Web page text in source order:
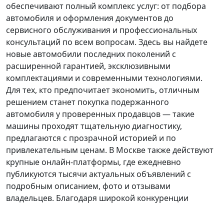
обеспечивают полный комплекс услуг: от подбора
автомобиля и оформления документов до
сервисного обслуживания и профессиональных
консультаций по всем вопросам. Здесь вы найдете
новые автомобили последних поколений с
расширенной гарантией, эксклюзивными
комплектациями и современными технологиями.
Для тех, кто предпочитает экономить, отличным
решением станет покупка подержанного
автомобиля у проверенных продавцов — такие
машины проходят тщательную диагностику,
предлагаются с прозрачной историей и по
привлекательным ценам. В Москве также действуют
крупные онлайн-платформы, где ежедневно
публикуются тысячи актуальных объявлений с
подробным описанием, фото и отзывами
владельцев. Благодаря широкой конкуренции